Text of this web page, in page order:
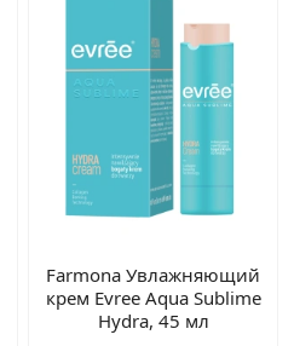
Farmonа Увлажняющий
крем Evree Aqua Sublime
Hydra, 45 мл